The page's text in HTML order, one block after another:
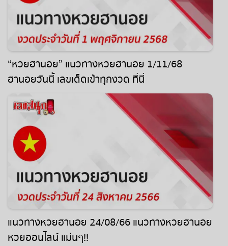
“หวยฮานอย” แนวทางหวยฮานอย 1/11/68
ฮานอยวันนี้ เลขเด็ดเข้าทุกงวด ที่นี่
แนวทางหวยฮานอย 24/08/66 แนวทางหวยฮานอย
หวยออนไลน์ แม่นๆ!!